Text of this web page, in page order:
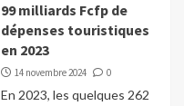
99 milliards Fcfp de
dépenses touristiques
en 2023
14 novembre 2024 0
En 2023, les quelques 262